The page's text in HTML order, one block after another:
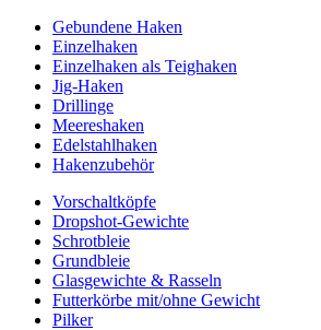
Gebundene Haken
Einzelhaken
Einzelhaken als Teighaken
Jig-Haken
Drillinge
Meereshaken
Edelstahlhaken
Hakenzubehör
Vorschaltköpfe
Dropshot-Gewichte
Schrotbleie
Grundbleie
Glasgewichte & Rasseln
Futterkörbe mit/ohne Gewicht
Pilker